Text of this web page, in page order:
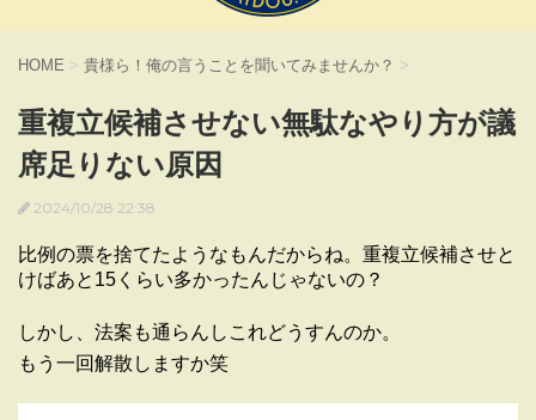
HOME > 貴様ら！俺の言うことを聞いてみませんか？ >
重複立候補させない無駄なやり方が議
席足りない原因
2024/10/28 22:38
比例の票を捨てたようなもんだからね。重複立候補させと
けばあと15くらい多かったんじゃないの？
しかし、法案も通らんしこれどうすんのか。
もう一回解散しますか笑